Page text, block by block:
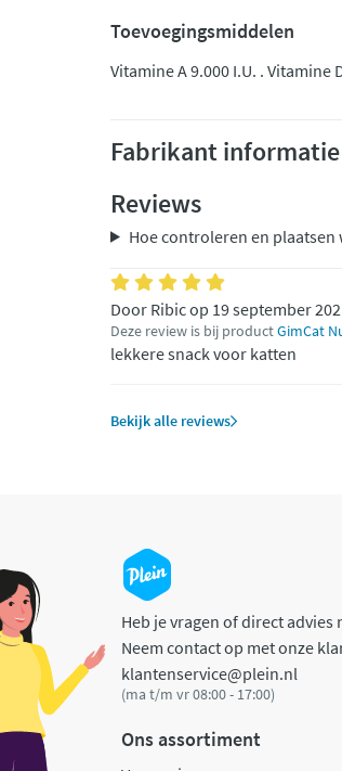
Toevoegingsmiddelen
Vitamine A 9.000 I.U. . Vitamine
Fabrikant informatie
Reviews
Hoe controleren en plaatsen
Door Ribic op 19 september
Deze review is bij productGimCat
lekkere snack voor katten
Bekijk alle reviews
Heb je vragen of direct advies
Neem contact op met onze
klantenservice@plein.nl
(ma t/m vr 08:00 - 17:00)
Ons assortiment